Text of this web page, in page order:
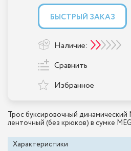
Трос буксировочный динамический
ленточный (без крюков) в сумке
Характеристики
БЫСТРЫЙ ЗАКАЗ
Наличие:
Сравнить
Избранное